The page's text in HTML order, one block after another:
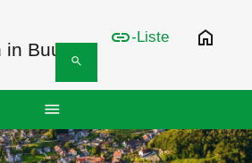
in Buus link-Liste home
search
Hauptnavigation
Top
Bar
menu